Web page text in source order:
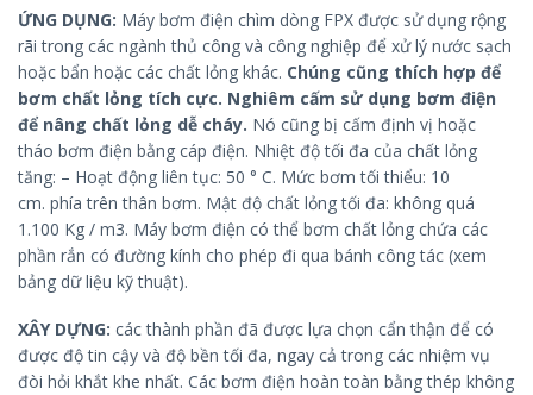
ỨNG DỤNG: Máy bơm điện chìm dòng FPX được sử dụng rộng
rãi trong các ngành thủ công và công nghiệp để xử lý nước sạch
hoặc bẩn hoặc các chất lỏng khác. Chúng cũng thích hợp để
bơm chất lỏng tích cực. Nghiêm cấm sử dụng bơm điện
để nâng chất lỏng dễ cháy. Nó cũng bị cấm định vị hoặc
tháo bơm điện bằng cáp điện. Nhiệt độ tối đa của chất lỏng
tăng: – Hoạt động liên tục: 50 ° C. Mức bơm tối thiểu: 10
cm. phía trên thân bơm. Mật độ chất lỏng tối đa: không quá
1.100 Kg / m3. Máy bơm điện có thể bơm chất lỏng chứa các
phần rắn có đường kính cho phép đi qua bánh công tác (xem
bảng dữ liệu kỹ thuật).
XÂY DỰNG: các thành phần đã được lựa chọn cẩn thận để có
được độ tin cậy và độ bền tối đa, ngay cả trong các nhiệm vụ
đòi hỏi khắt khe nhất. Các bơm điện hoàn toàn bằng thép không